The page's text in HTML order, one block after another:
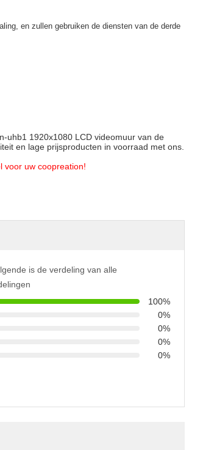
en zullen gebruiken de diensten van de derde
uhb1 1920x1080 LCD videomuur van de
en lage prijsproducten in voorraad met ons.
voor uw coopreation!
is de verdeling van alle
100%
0%
0%
0%
0%